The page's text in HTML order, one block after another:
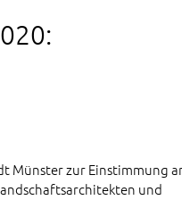
Münster zur Einstimmung
und